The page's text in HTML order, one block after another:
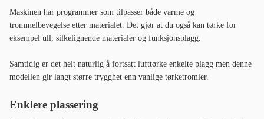
Maskinen har programmer som tilpasser både varme og
trommelbevegelse etter materialet. Det gjør at du også kan tørke for
eksempel ull, silkelignende materialer og funksjonsplagg.
Samtidig er det helt naturlig å fortsatt lufttørke enkelte plagg men denne
modellen gir langt større trygghet enn vanlige tørketromler.
Enklere plassering